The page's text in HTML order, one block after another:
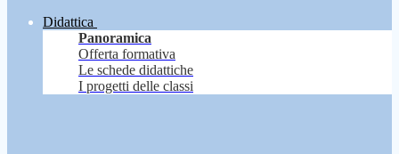
Didattica
Panoramica
Offerta formativa
Le schede didattiche
I progetti delle classi